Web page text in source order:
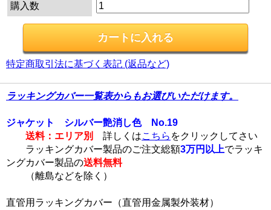
購入数
特定商取引法に基づく表記 (返品など)
ラッキングカバー一覧表からもお選びいただけます。
ジャケット シルバー艶消し色 No.19
送料：エリア別
詳しくはこちら をクリックしてさい
ラッキングカバー製品のご注文総額3万円以上でラッキ
ングカバー製品の送料無料
（離島などを除く）
直管用ラッキングカバー（直管用金属製外装材）